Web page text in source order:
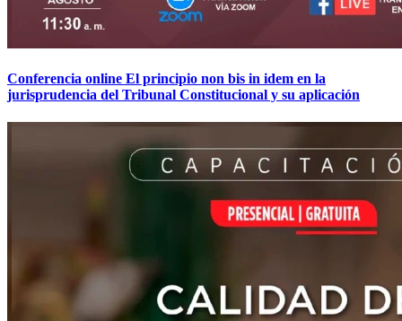
Conferencia online El principio non bis in idem en la
jurisprudencia del Tribunal Constitucional y su aplicación